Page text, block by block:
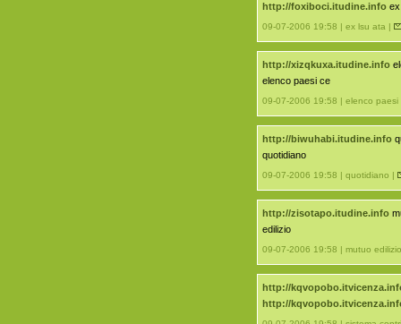
http://foxiboci.itudine.info
09-07-2006 19:58 | ex lsu ata |
http://xizqkuxa.itudine.info
elenco paesi ce
09-07-2006 19:58 | elenco
http://biwuhabi.itudine.info
quotidiano
09-07-2006 19:58 | quotidiano |
http://zisotapo.itudine.info
edilizio
09-07-2006 19:58 | mutuo
http://
http://